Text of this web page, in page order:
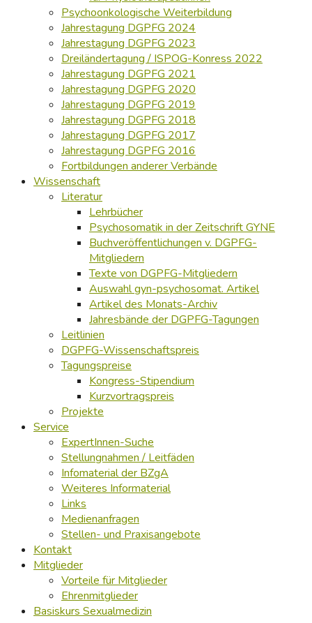
Psychoonkologische Weiterbildung
Jahrestagung DGPFG 2024
Jahrestagung DGPFG 2023
Dreiländertagung / ISPOG-Konress 2022
Jahrestagung DGPFG 2021
Jahrestagung DGPFG 2020
Jahrestagung DGPFG 2019
Jahrestagung DGPFG 2018
Jahrestagung DGPFG 2017
Jahrestagung DGPFG 2016
Fortbildungen anderer Verbände
Wissenschaft
Literatur
Lehrbücher
Psychosomatik in der Zeitschrift GYNE
Buchveröffentlichungen v. DGPFG-
Mitgliedern
Texte von DGPFG-Mitgliedern
Auswahl gyn-psychosomat. Artikel
Artikel des Monats-Archiv
Jahresbände der DGPFG-Tagungen
Leitlinien
DGPFG-Wissenschaftspreis
Tagungspreise
Kongress-Stipendium
Kurzvortragspreis
Projekte
Service
ExpertInnen-Suche
Stellungnahmen / Leitfäden
Infomaterial der BZgA
Weiteres Informaterial
Links
Medienanfragen
Stellen- und Praxisangebote
Kontakt
Mitglieder
Vorteile für Mitglieder
Ehrenmitglieder
Basiskurs Sexualmedizin